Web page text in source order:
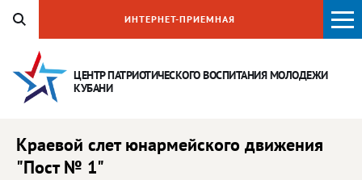
ЦЕНТР ПАТРИОТИЧЕСКОГО ВОСПИТАНИЯМОЛОДЕЖИ
КУБАНИ
ИНТЕРНЕТ-ПРИЕМНАЯ
Краевой слет юнармейского движения
"Пост № 1"